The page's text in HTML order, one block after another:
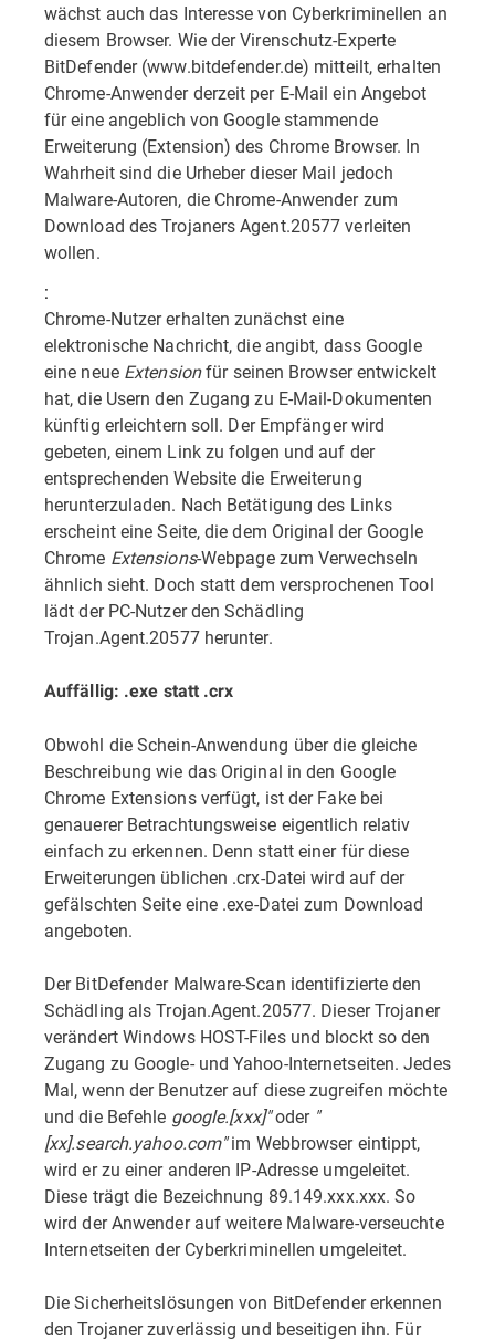
wächst auch das Interesse von Cyberkriminellen an
diesem Browser. Wie der Virenschutz-Experte
BitDefender (www.bitdefender.de) mitteilt, erhalten
Chrome-Anwender derzeit per E-Mail ein Angebot
für eine angeblich von Google stammende
Erweiterung (Extension) des Chrome Browser. In
Wahrheit sind die Urheber dieser Mail jedoch
Malware-Autoren, die Chrome-Anwender zum
Download des Trojaners Agent.20577 verleiten
wollen.
:
Chrome-Nutzer erhalten zunächst eine
elektronische Nachricht, die angibt, dass Google
eine neue Extensionfür seinen Browser entwickelt
hat, die Usern den Zugang zu E-Mail-Dokumenten
künftig erleichtern soll. Der Empfänger wird
gebeten, einem Link zu folgen und auf der
entsprechenden Website die Erweiterung
herunterzuladen. Nach Betätigung des Links
erscheint eine Seite, die dem Original der Google
Chrome Extensions-Webpage zum Verwechseln
ähnlich sieht. Doch statt dem versprochenen Tool
lädt der PC-Nutzer den Schädling
Trojan.Agent.20577 herunter.
Auffällig: .exe statt .crx
Obwohl die Schein-Anwendung über die gleiche
Beschreibung wie das Original in den Google
Chrome Extensions verfügt, ist der Fake bei
genauerer Betrachtungsweise eigentlich relativ
einfach zu erkennen. Denn statt einer für diese
Erweiterungen üblichen .crx-Datei wird auf der
gefälschten Seite eine .exe-Datei zum Download
angeboten.
Der BitDefender Malware-Scan identifizierte den
Schädling als Trojan.Agent.20577. Dieser Trojaner
verändert Windows HOST-Files und blockt so den
Zugang zu Google- und Yahoo-Internetseiten. Jedes
Mal, wenn der Benutzer auf diese zugreifen möchte
und die Befehle google.[xxx]"oder "
[xx].search.yahoo.com"im Webbrowser eintippt,
wird er zu einer anderen IP-Adresse umgeleitet.
Diese trägt die Bezeichnung 89.149.xxx.xxx. So
wird der Anwender auf weitere Malware-verseuchte
Internetseiten der Cyberkriminellen umgeleitet.
Die Sicherheitslösungen von BitDefender erkennen
den Trojaner zuverlässig und beseitigen ihn. Für